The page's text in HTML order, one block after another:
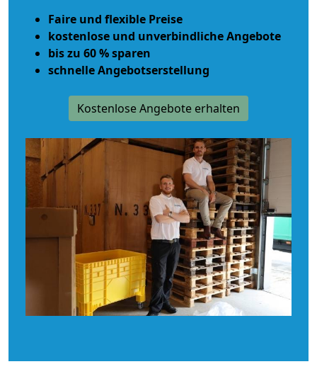
Faire und flexible Preise
kostenlose und unverbindliche Angebote
bis zu 60 % sparen
schnelle Angebotserstellung
Kostenlose Angebote erhalten